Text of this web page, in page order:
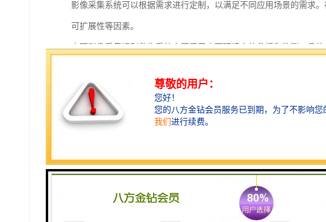
影像采集系统可以根据需求进行定制，以满足不同应用场景的需求
可扩展性等因素。
水下影像采集识别救生系统主要用于水下环境中的救援和监测，具
1. **实时监测**：系统能够实时采集水下影像，帮助救援人员掌握
2. **识别和定位**：通过高清摄像头和图像识别技术，该系统可以
置。
3. **提供决策支持**：系统收集到的数据可以为救援指挥中心提供
4. **安全评估**：在进行水下救援时，系统可以评估水下环境的安
5. **信息记录**：对救援过程的影像记录，可以为后续的分析和评
6. **资源优化**：通过的影像采集和识别，系统能够优化救援资源
总体而言，水下影像采集识别救生系统在提高水下救援效率、保障